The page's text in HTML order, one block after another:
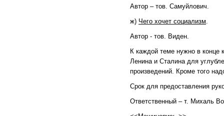
Автор – тов. Самуйлович.
ж) Чего хочет социализм.
Автор - тов. Виден.
К каждой теме нужно в конце
Ленина и Сталина для
произведений. Кроме того
Срок для предоставления
Ответственный – т. Михаль